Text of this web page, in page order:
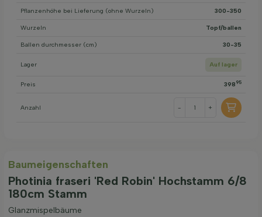
Pflanzenhöhe bei Lieferung (ohne Wurzeln) 300-350
Wurzeln Topf/ballen
Ballen durchmesser (cm) 30-35
Lager Auf lager
Preis 398 95
Anzahl - +
Baum­eigen­schaften
Photinia fraseri 'Red Robin' Hochstamm 6/8
180cm Stamm
Glanzmispelbäume